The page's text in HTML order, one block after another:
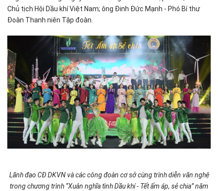
Chủ tịch Hội Dầu khí Việt Nam; ông Đinh Đức Mạnh - Phó Bí thư
Đoàn Thanh niên Tập đoàn.
Lãnh đạo CĐ DKVN và các công đoàn cơ sở cùng trình diễn văn nghệ
trong chương trình “Xuân nghĩa tình Dầu khí - Tết ấm áp, sẻ chia” năm